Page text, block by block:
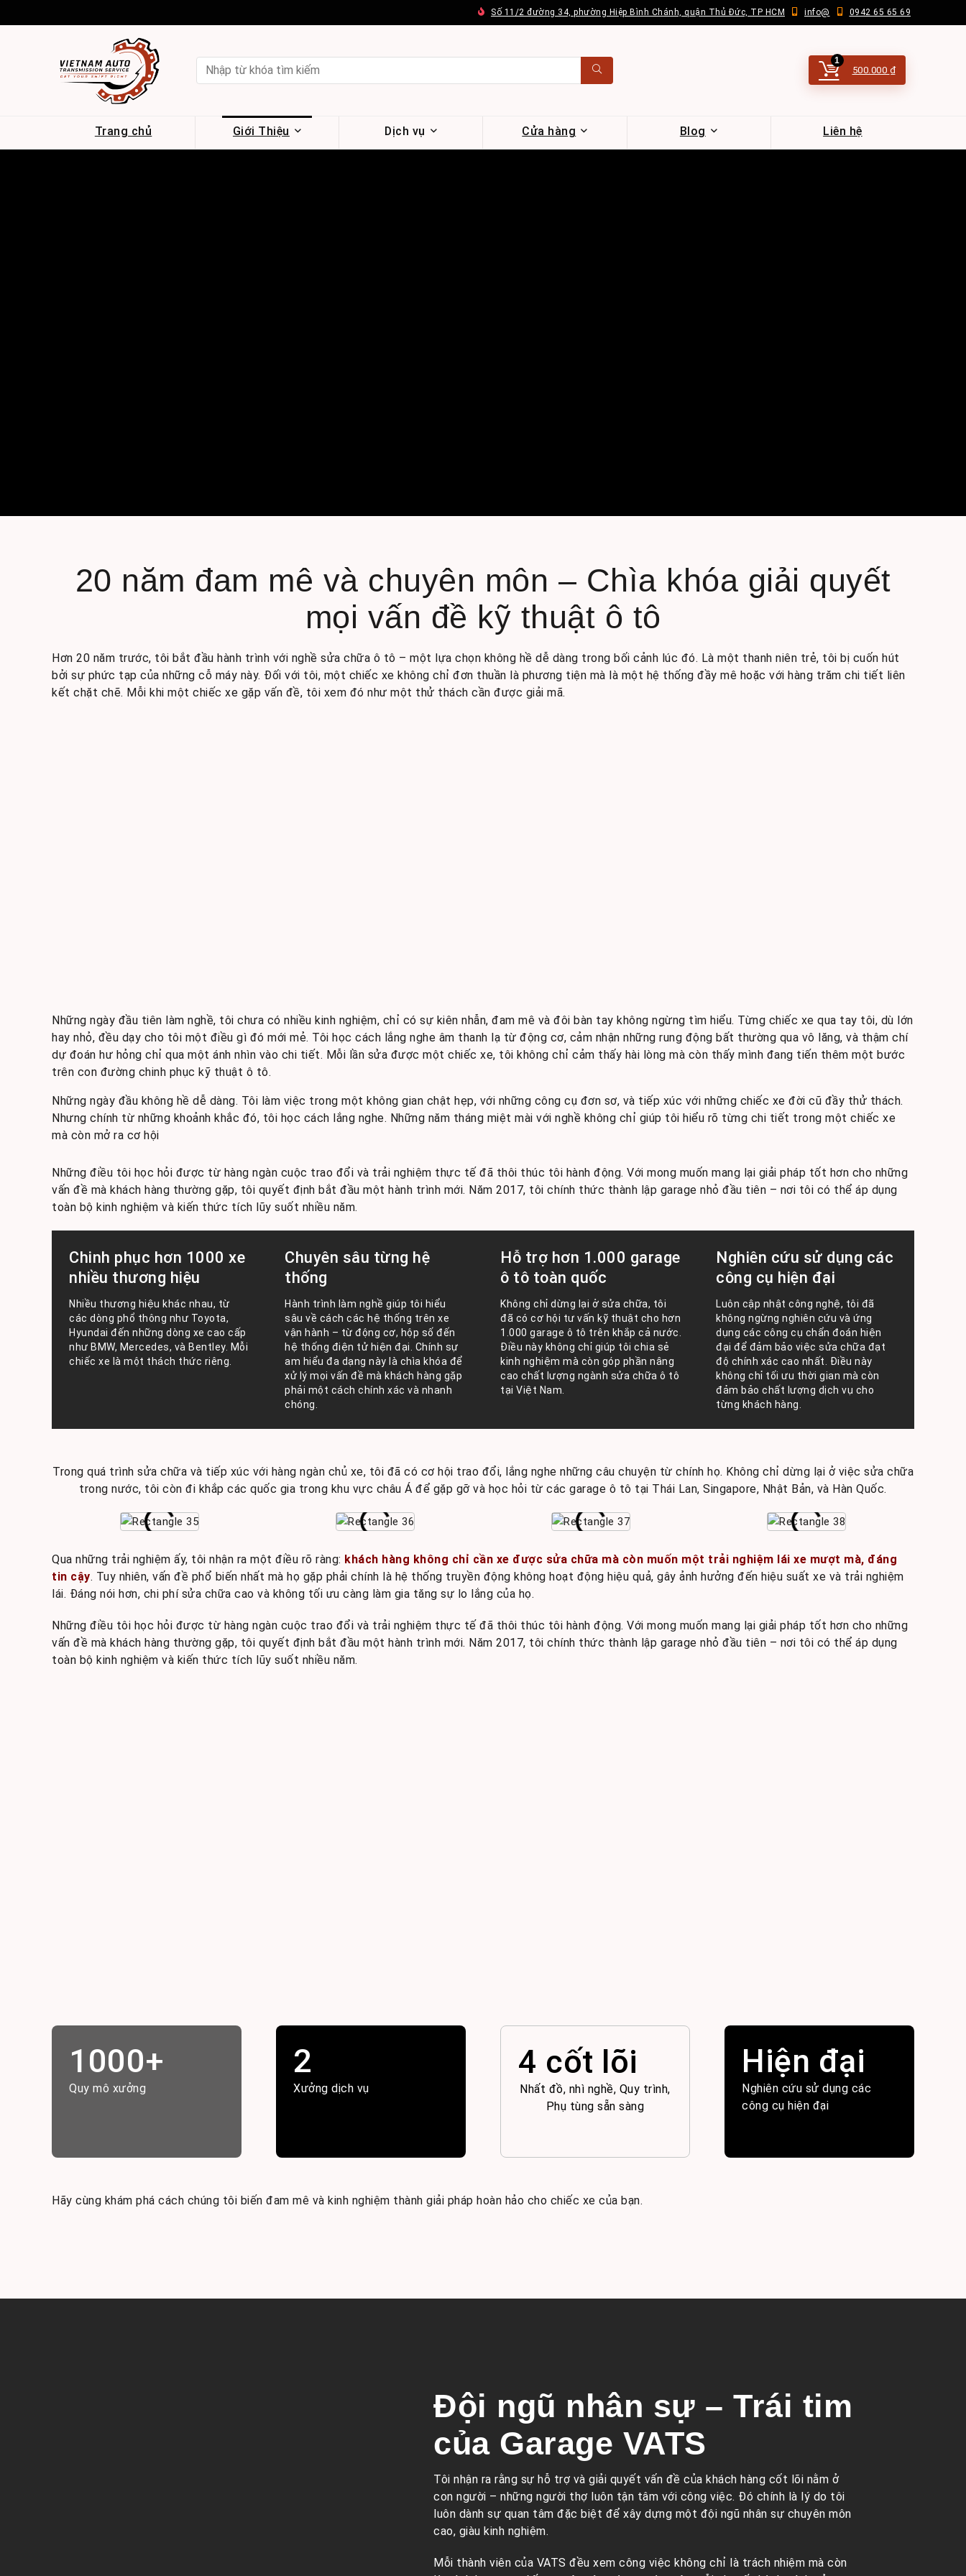
Số 11/2 đường 34, phường Hiệp Bình Chánh, quận Thủ Đức, TP HCM info@ 0942 65 65 69
1
500.000 ₫
Trang chủ Giới Thiệu Dịch vụ Cửa hàng Blog Liên hệ
20 năm đam mê và chuyên môn – Chìa khóa giải quyết
mọi vấn đề kỹ thuật ô tô
Hơn 20 năm trước, tôi bắt đầu hành trình với nghề sửa chữa ô tô – một lựa chọn không hề dễ dàng trong bối cảnh lúc đó. Là một thanh niên trẻ, tôi bị cuốn hút
bởi sự phức tạp của những cỗ máy này. Đối với tôi, một chiếc xe không chỉ đơn thuần là phương tiện mà là một hệ thống đầy mê hoặc với hàng trăm chi tiết liên
kết chặt chẽ. Mỗi khi một chiếc xe gặp vấn đề, tôi xem đó như một thử thách cần được giải mã.
Những ngày đầu tiên làm nghề, tôi chưa có nhiều kinh nghiệm, chỉ có sự kiên nhẫn, đam mê và đôi bàn tay không ngừng tìm hiểu. Từng chiếc xe qua tay tôi, dù lớn
hay nhỏ, đều dạy cho tôi một điều gì đó mới mẻ. Tôi học cách lắng nghe âm thanh lạ từ động cơ, cảm nhận những rung động bất thường qua vô lăng, và thậm chí
dự đoán hư hỏng chỉ qua một ánh nhìn vào chi tiết. Mỗi lần sửa được một chiếc xe, tôi không chỉ cảm thấy hài lòng mà còn thấy mình đang tiến thêm một bước
trên con đường chinh phục kỹ thuật ô tô.
Những ngày đầu không hề dễ dàng. Tôi làm việc trong một không gian chật hẹp, với những công cụ đơn sơ, và tiếp xúc với những chiếc xe đời cũ đầy thử thách.
Nhưng chính từ những khoảnh khắc đó, tôi học cách lắng nghe. Những năm tháng miệt mài với nghề không chỉ giúp tôi hiểu rõ từng chi tiết trong một chiếc xe
mà còn mở ra cơ hội
Những điều tôi học hỏi được từ hàng ngàn cuộc trao đổi và trải nghiệm thực tế đã thôi thúc tôi hành động. Với mong muốn mang lại giải pháp tốt hơn cho những
vấn đề mà khách hàng thường gặp, tôi quyết định bắt đầu một hành trình mới. Năm 2017, tôi chính thức thành lập garage nhỏ đầu tiên – nơi tôi có thể áp dụng
toàn bộ kinh nghiệm và kiến thức tích lũy suốt nhiều năm.
Chinh phục hơn 1000 xe
nhiều thương hiệu
Nhiều thương hiệu khác nhau, từ
các dòng phổ thông như Toyota,
Hyundai đến những dòng xe cao cấp
như BMW, Mercedes, và Bentley. Mỗi
chiếc xe là một thách thức riêng.
Chuyên sâu từng hệ
thống
Hành trình làm nghề giúp tôi hiểu
sâu về cách các hệ thống trên xe
vận hành – từ động cơ, hộp số đến
hệ thống điện tử hiện đại. Chính sự
am hiểu đa dạng này là chìa khóa để
xử lý mọi vấn đề mà khách hàng gặp
phải một cách chính xác và nhanh
chóng.
Hỗ trợ hơn 1.000 garage
ô tô toàn quốc
Không chỉ dừng lại ở sửa chữa, tôi
đã có cơ hội tư vấn kỹ thuật cho hơn
1.000 garage ô tô trên khắp cả nước.
Điều này không chỉ giúp tôi chia sẻ
kinh nghiệm mà còn góp phần nâng
cao chất lượng ngành sửa chữa ô tô
tại Việt Nam.
Nghiên cứu sử dụng các
công cụ hiện đại
Luôn cập nhật công nghệ, tôi đã
không ngừng nghiên cứu và ứng
dụng các công cụ chẩn đoán hiện
đại để đảm bảo việc sửa chữa đạt
độ chính xác cao nhất. Điều này
không chỉ tối ưu thời gian mà còn
đảm bảo chất lượng dịch vụ cho
từng khách hàng.
Trong quá trình sửa chữa và tiếp xúc với hàng ngàn chủ xe, tôi đã có cơ hội trao đổi, lắng nghe những câu chuyện từ chính họ. Không chỉ dừng lại ở việc sửa chữa
trong nước, tôi còn đi khắp các quốc gia trong khu vực châu Á để gặp gỡ và học hỏi từ các garage ô tô tại Thái Lan, Singapore, Nhật Bản, và Hàn Quốc.
Qua những trải nghiệm ấy, tôi nhận ra một điều rõ ràng: khách hàng không chỉ cần xe được sửa chữa mà còn muốn một trải nghiệm lái xe mượt mà, đáng
tin cậy. Tuy nhiên, vấn đề phổ biến nhất mà họ gặp phải chính là hệ thống truyền động không hoạt động hiệu quả, gây ảnh hưởng đến hiệu suất xe và trải nghiệm
lái. Đáng nói hơn, chi phí sửa chữa cao và không tối ưu càng làm gia tăng sự lo lắng của họ.
Những điều tôi học hỏi được từ hàng ngàn cuộc trao đổi và trải nghiệm thực tế đã thôi thúc tôi hành động. Với mong muốn mang lại giải pháp tốt hơn cho những
vấn đề mà khách hàng thường gặp, tôi quyết định bắt đầu một hành trình mới. Năm 2017, tôi chính thức thành lập garage nhỏ đầu tiên – nơi tôi có thể áp dụng
toàn bộ kinh nghiệm và kiến thức tích lũy suốt nhiều năm.
1000+
Quy mô xưởng
2
Xưởng dịch vụ
4 cốt lõi
Nhất đồ, nhì nghề, Quy trình,
Phụ tùng sẵn sàng
Hiện đại
Nghiên cứu sử dụng các
công cụ hiện đại
Hãy cùng khám phá cách chúng tôi biến đam mê và kinh nghiệm thành giải pháp hoàn hảo cho chiếc xe của bạn.
Đội ngũ nhân sự – Trái tim
của Garage VATS
Tôi nhận ra rằng sự hỗ trợ và giải quyết vấn đề của khách hàng cốt lõi nằm ở
con người – những người thợ luôn tận tâm với công việc. Đó chính là lý do tôi
luôn dành sự quan tâm đặc biệt để xây dựng một đội ngũ nhân sự chuyên môn
cao, giàu kinh nghiệm.
Mỗi thành viên của VATS đều xem công việc không chỉ là trách nhiệm mà còn